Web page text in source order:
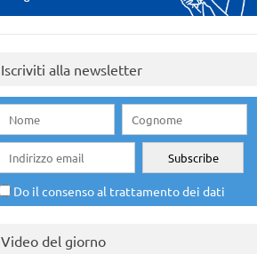
Iscriviti alla newsletter
Do il consenso al trattamento dei dati
Video del giorno